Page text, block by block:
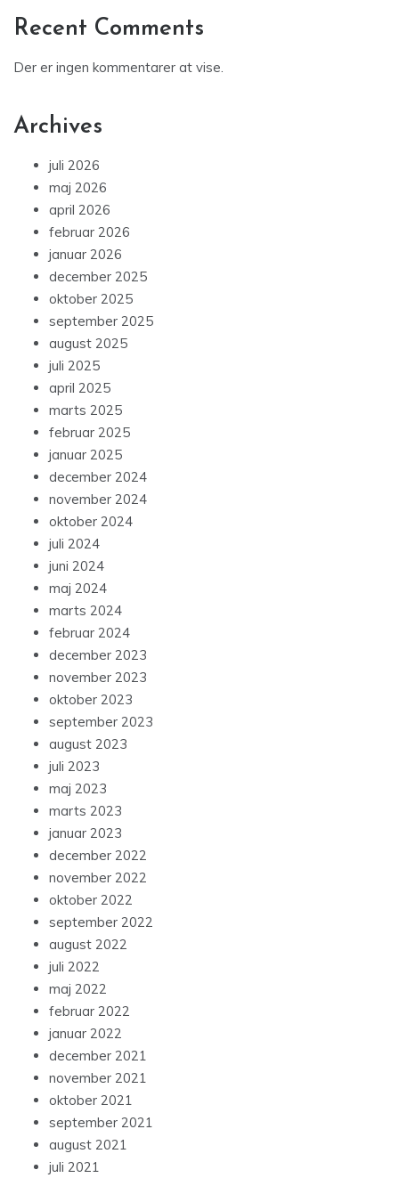
Recent Comments
Der er ingen kommentarer at vise.
Archives
juli 2026
maj 2026
april 2026
februar 2026
januar 2026
december 2025
oktober 2025
september 2025
august 2025
juli 2025
april 2025
marts 2025
februar 2025
januar 2025
december 2024
november 2024
oktober 2024
juli 2024
juni 2024
maj 2024
marts 2024
februar 2024
december 2023
november 2023
oktober 2023
september 2023
august 2023
juli 2023
maj 2023
marts 2023
januar 2023
december 2022
november 2022
oktober 2022
september 2022
august 2022
juli 2022
maj 2022
februar 2022
januar 2022
december 2021
november 2021
oktober 2021
september 2021
august 2021
juli 2021